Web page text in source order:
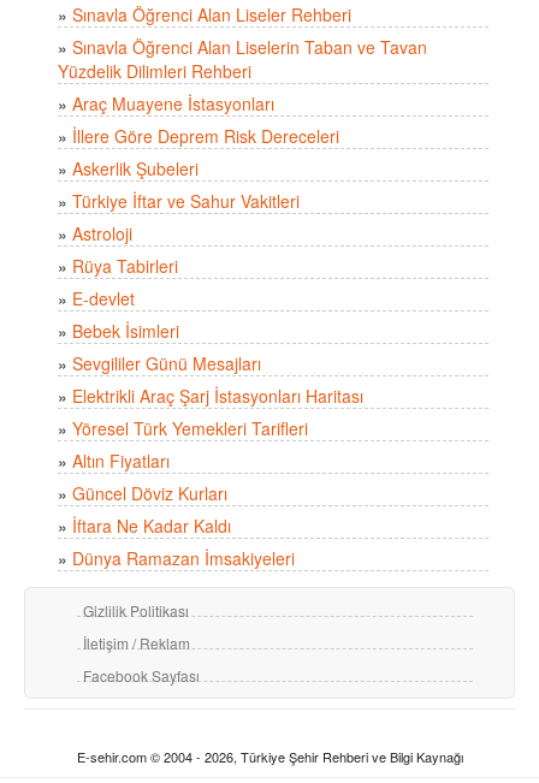
» Sınavla Öğrenci Alan Liseler Rehberi
» Sınavla Öğrenci Alan Liselerin Taban ve Tavan
Yüzdelik Dilimleri Rehberi
» Araç Muayene İstasyonları
» İllere Göre Deprem Risk Dereceleri
» Askerlik Şubeleri
» Türkiye İftar ve Sahur Vakitleri
» Astroloji
» Rüya Tabirleri
» E-devlet
» Bebek İsimleri
» Sevgililer Günü Mesajları
» Elektrikli Araç Şarj İstasyonları Haritası
» Yöresel Türk Yemekleri Tarifleri
» Altın Fiyatları
» Güncel Döviz Kurları
» İftara Ne Kadar Kaldı
» Dünya Ramazan İmsakiyeleri
Gizlilik Politikası
İletişim / Reklam
Facebook Sayfası
E-sehir.com © 2004 - 2026, Türkiye Şehir Rehberi ve Bilgi Kaynağı